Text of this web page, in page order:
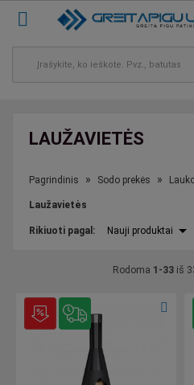
LAUŽAVIETĖS
Pagrindinis Sodo prekės
Laužavietės
Rikiuoti pagal : Nauji produktai arrow_drop_down
Rodoma 1-33 iš